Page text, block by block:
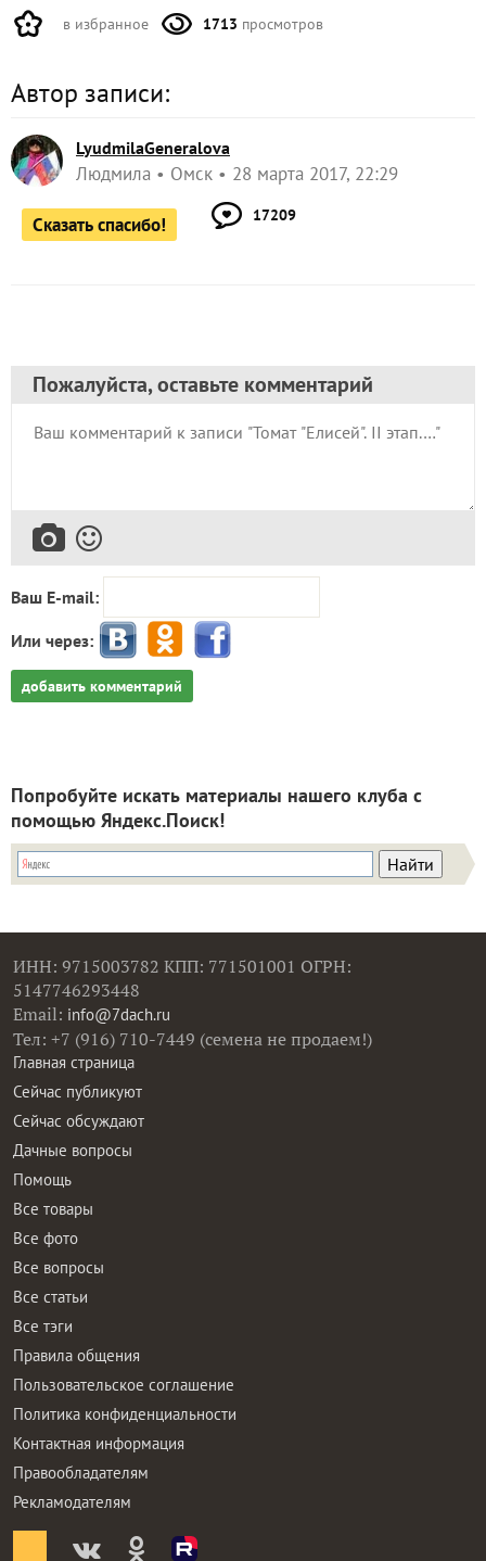
в избранное 1713 просмотров
Автор записи:
LyudmilaGeneralova
Людмила Омск 28 марта 2017, 22:29
Сказать спасибо! 17209
Пожалуйста, оставьте комментарий
Ваш E-mail:
Или через:
добавить комментарий
Попробуйте искать материалы нашего клуба с
помощью Яндекс.Поиск!
ИНН: 9715003782 КПП: 771501001 ОГРН:
5147746293448
Email: info@7dach.ru
Тел: +7 (916) 710-7449 (семена не продаем!)
Главная страница
Сейчас публикуют
Сейчас обсуждают
Дачные вопросы
Помощь
Все товары
Все фото
Все вопросы
Все статьи
Все тэги
Правила общения
Пользовательское соглашение
Политика конфиденциальности
Контактная информация
Правообладателям
Рекламодателям